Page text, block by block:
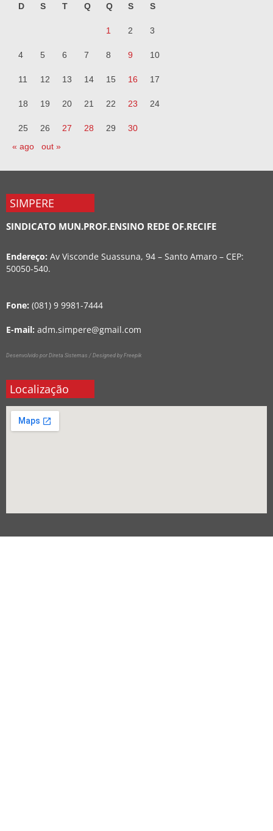
D
S T Q Q S S
1 2 3
4 5 6 7 8 9 10
11 12 13 14 15 16 17
18 19 20 21 22 23 24
25 26 27 28 29
30
« ago
out »
SIMPERE
SINDICATO MUN.PROF.ENSINO REDE OF.RECIFE
Endereço: Av Visconde Suassuna, 94 – Santo Amaro – CEP:
50050-540.
Fone: (081) 9 9981-7444
E-mail: adm.simpere@gmail.com
Desenvolvido por Direta Sistemas / Designed by Freepik
Localização